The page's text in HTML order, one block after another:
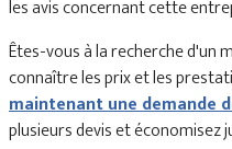
les avis concernant cette
Êtes-vous à la recherche d'un
connaître les prix et les
maintenant une demande
plusieurs devis et économisez